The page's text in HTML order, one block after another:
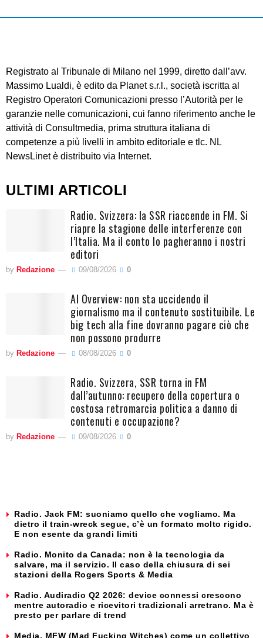
Registrato al Tribunale di Milano nel 1999, diretto dall’avv.
Massimo Lualdi, è edito da Planet s.r.l., società iscritta al
Registro Operatori Comunicazioni presso l’Autorità per le
garanzie nelle comunicazioni, cui fanno riferimento anche le
attività di Consultmedia, prima struttura italiana di
competenze a più livelli in ambito editoriale e tlc. NL
NewsLinet è distribuito via Internet.
ULTIMI ARTICOLI
Radio. Svizzera: la SSR riaccende in FM. Si
riapre la stagione delle interferenze con
l’Italia. Ma il conto lo pagheranno i nostri
editori
by Redazione 09/08/2026 0
AI Overview: non sta uccidendo il
giornalismo ma il contenuto sostituibile. Le
big tech alla fine dovranno pagare ciò che
non possono produrre
by Redazione 08/08/2026 0
Radio. Svizzera, SSR torna in FM
dall’autunno: recupero della copertura o
costosa retromarcia politica a danno di
contenuti e occupazione?
by Redazione 09/08/2026 0
Radio. Jack FM: suoniamo quello che vogliamo. Ma
dietro il train-wreck segue, c’è un formato molto rigido.
E non esente da grandi limiti
Radio. Monito da Canada: non è la tecnologia da
salvare, ma il servizio. Il caso della chiusura di sei
stazioni della Rogers Sports & Media
Radio. Audiradio Q2 2026: device connessi crescono
mentre autoradio e ricevitori tradizionali arretrano. Ma è
presto per parlare di trend
Media. MFW (Mad Fucking Witches) come un collettivo